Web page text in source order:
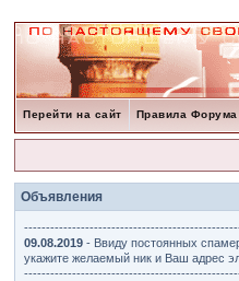
Перейти на сайт Правила Форума
Объявления
09.08.2019 - Ввиду постоянных
укажите желаемый ник и Ваш адрес